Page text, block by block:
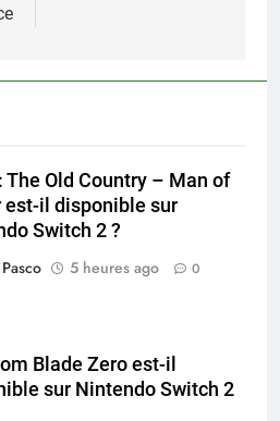
The Old Country – Man of
est-il disponible sur
Switch 2 ?
5 heures ago 0
Blade Zero est-il
sur Nintendo Switch 2